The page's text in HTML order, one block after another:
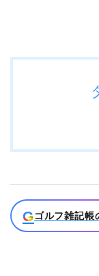
Gゴルフ雑記